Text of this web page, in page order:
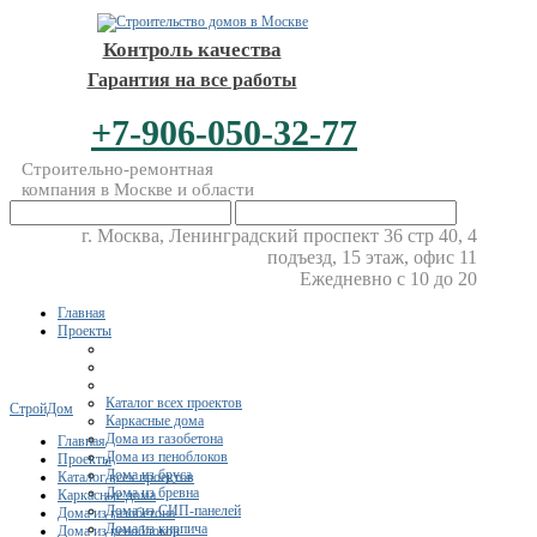
Контроль качества
Гарантия на все работы
+7-906-050-32-77
Строительно-ремонтная
компания в Москве и области
г. Москва, Ленинградский проспект 36 стр 40, 4
подъезд, 15 этаж, офис 11
Ежедневно с 10 до 20
Главная
Проекты
Каталог всех проектов
Каркасные дома
Дома из газобетона
Дома из пеноблоков
Дома из бруса
Дома из бревна
Дома из СИП-панелей
Дома из кирпича
СтройДом
Главная
Проекты
Каталог всех проектов
Каркасные дома
Дома из газобетона
Дома из пеноблоков